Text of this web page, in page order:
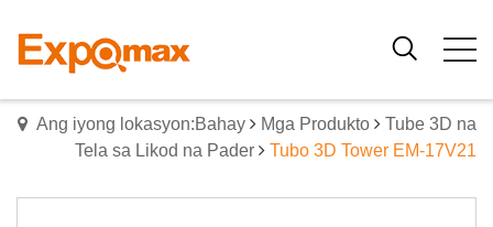
Ang iyong lokasyon:Bahay Mga Produkto
Tube 3D na
Tela sa Likod na Pader
Tubo 3D Tower EM-17V21